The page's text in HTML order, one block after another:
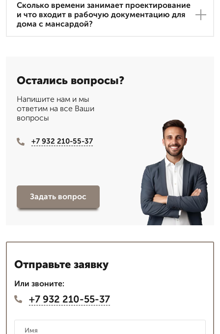
Сколько времени занимает проектирование
и что входит в рабочую документацию для
дома с мансардой?
Остались вопросы?
Напишите нам и мы
ответим на все Ваши
вопросы
+7 932 210-55-37
Задать вопрос
Отправьте заявку
Или звоните:
+7 932 210-55-37